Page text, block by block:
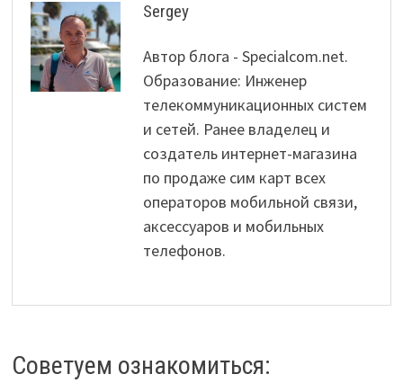
Sergey
Автор блога - Specialcom.net.
Образование: Инженер
телекоммуникационных систем
и сетей. Ранее владелец и
создатель интернет-магазина
по продаже сим карт всех
операторов мобильной связи,
аксессуаров и мобильных
телефонов.
Советуем ознакомиться: